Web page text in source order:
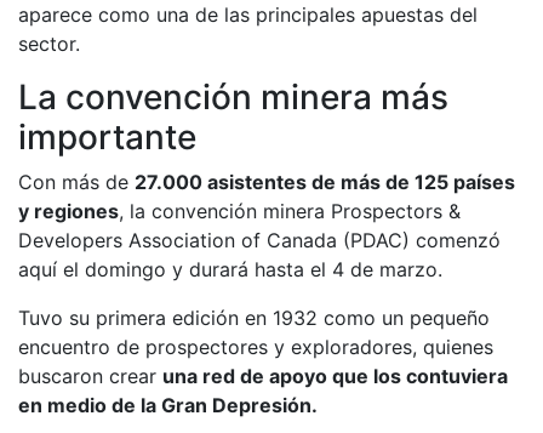
aparece como una de las principales apuestas del
sector.
La convención minera más
importante
Con más de 27.000 asistentes de más de 125 países
y regiones, la convención minera Prospectors &
Developers Association of Canada (PDAC) comenzó
aquí el domingo y durará hasta el 4 de marzo.
Tuvo su primera edición en 1932 como un pequeño
encuentro de prospectores y exploradores, quienes
buscaron crear una red de apoyo que los contuviera
en medio de la Gran Depresión.